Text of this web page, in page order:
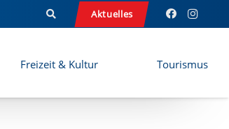
Aktuelles
Freizeit & Kultur Tourismus